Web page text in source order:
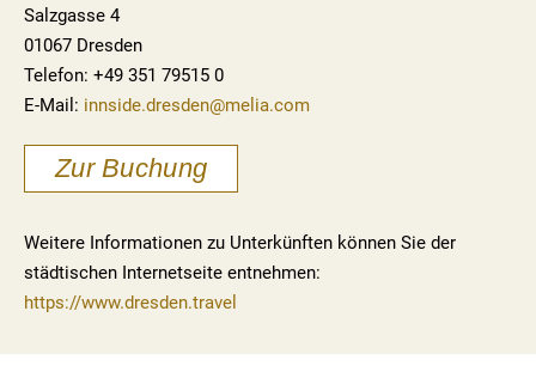
Salzgasse 4
01067 Dresden
Telefon: +49 351 79515 0
E-Mail: innside.dresden@melia.com
Zur Buchung
Weitere Informationen zu Unterkünften können Sie der
städtischen Internetseite entnehmen:
https://www.dresden.travel